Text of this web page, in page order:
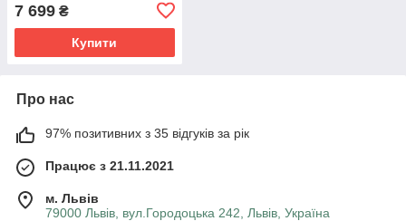
Zafira Life (Фургон) (2016 -
) Glaspo (Польща)
7 699 ₴
Купити
Про нас
97% позитивних з 35 відгуків за рік
Працює з 21.11.2021
м. Львів
79000 Львів, вул.Городоцька 242, Львів, Україна